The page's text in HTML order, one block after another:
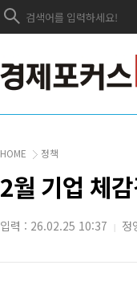
HOME 정책
2월 기업 체
입력 : 26.02.25 10:37 | 정